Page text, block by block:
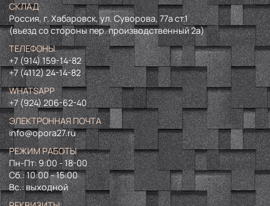
СКЛАД
Россия, г. Хабаровск, ул. Суворова, 77а ст.1
(въезд со стороны пер. производственный 2а)
ТЕЛЕФОНЫ
+7 (914) 159-14-82
+7 (4112) 24-14-82
WHATSAPP
+7 (924) 206-62-40
ЭЛЕКТРОННАЯ ПОЧТА
info@opora27.ru
РЕЖИМ РАБОТЫ
Пн-Пт: 9:00 - 18-00
Сб.: 10:00 - 15:00
Вс.: выходной